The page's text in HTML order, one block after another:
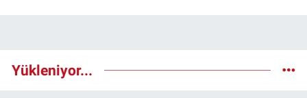
Yükleniyor...